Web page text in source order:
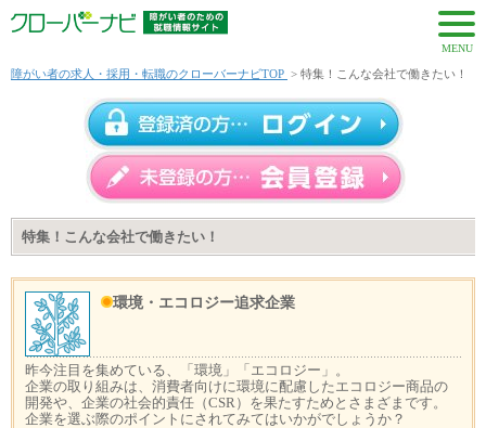
MENU
障がい者の求人・採用・転職のクローバーナビTOP > 特集！こんな会社で働きたい！
特集！こんな会社で働きたい！
環境・エコロジー追求企業
昨今注目を集めている、「環境」「エコロジー」。
企業の取り組みは、消費者向けに環境に配慮したエコロジー商品の
開発や、企業の社会的責任（CSR）を果たすためとさまざまです。
企業を選ぶ際のポイントにされてみてはいかがでしょうか？